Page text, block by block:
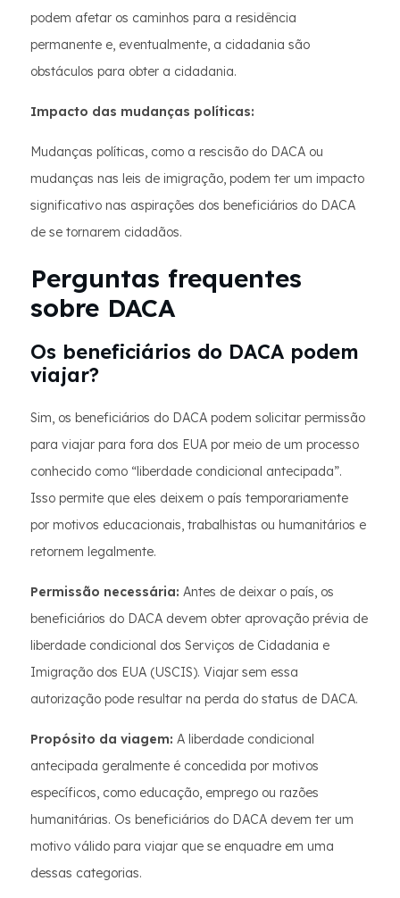
podem afetar os caminhos para a residência
permanente e, eventualmente, a cidadania são
obstáculos para obter a cidadania.
Impacto das mudanças políticas:
Mudanças políticas, como a rescisão do DACA ou
mudanças nas leis de imigração, podem ter um impacto
significativo nas aspirações dos beneficiários do DACA
de se tornarem cidadãos.
Perguntas frequentes
sobre DACA
Os beneficiários do DACA podem
viajar?
Sim, os beneficiários do DACA podem solicitar permissão
para viajar para fora dos EUA por meio de um processo
conhecido como “liberdade condicional antecipada”.
Isso permite que eles deixem o país temporariamente
por motivos educacionais, trabalhistas ou humanitários e
retornem legalmente.
Permissão necessária: Antes de deixar o país, os
beneficiários do DACA devem obter aprovação prévia de
liberdade condicional dos Serviços de Cidadania e
Imigração dos EUA (USCIS). Viajar sem essa
autorização pode resultar na perda do status de DACA.
Propósito da viagem: A liberdade condicional
antecipada geralmente é concedida por motivos
específicos, como educação, emprego ou razões
humanitárias. Os beneficiários do DACA devem ter um
motivo válido para viajar que se enquadre em uma
dessas categorias.